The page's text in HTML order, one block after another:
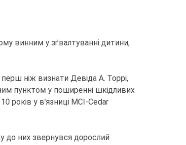
винним у зґвалтуванні дитини,
ніж визнати Девіда А. Торрі,
пунктом у поширенні шкідливих
років у в'язниці MCI-Cedar
до них звернувся дорослий